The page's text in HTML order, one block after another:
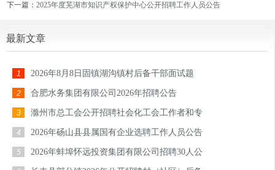
下一篇：2025年度芜湖市知识产权保护中心公开招聘工作人员公告
最新文章
1 2026年8月8日固镇湖沟镇村后备干部面试题
2 合肥水务集团有限公司2026年招聘公告
3 滁州市总工会公开招聘社会化工会工作者和专
4 2026年砀山县县属国有企业选聘工作人员公告
5 2026年蚌埠怀远投资集团有限公司招聘30人公